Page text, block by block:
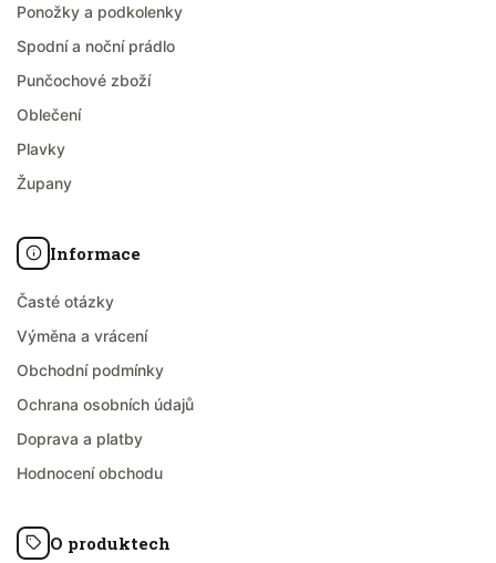
Ponožky a podkolenky
Spodní a noční prádlo
Punčochové zboží
Oblečení
Plavky
Župany
Informace
Časté otázky
Výměna a vrácení
Obchodní podmínky
Ochrana osobních údajů
Doprava a platby
Hodnocení obchodu
O produktech